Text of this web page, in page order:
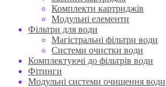
Комплекти картриджів
Модульні елементи
Фільтри для води
Магістральні фільтри води
Системи очистки води
Комплектуючі до фільтрів води
Фітинги
Модульні системи очищення води